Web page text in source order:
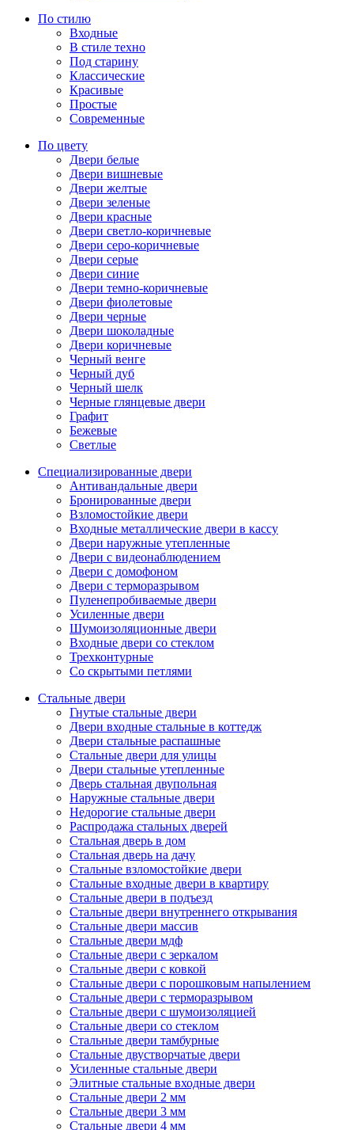
По стилю
Входные
В стиле техно
Под старину
Классические
Красивые
Простые
Современные
По цвету
Двери белые
Двери вишневые
Двери желтые
Двери зеленые
Двери красные
Двери светло-коричневые
Двери серо-коричневые
Двери серые
Двери синие
Двери темно-коричневые
Двери фиолетовые
Двери черные
Двери шоколадные
Двери коричневые
Черный венге
Черный дуб
Черный шелк
Черные глянцевые двери
Графит
Бежевые
Светлые
Специализированные двери
Антивандальные двери
Бронированные двери
Взломостойкие двери
Входные металлические двери в кассу
Двери наружные утепленные
Двери с видеонаблюдением
Двери с домофоном
Двери с терморазрывом
Пуленепробиваемые двери
Усиленные двери
Шумоизоляционные двери
Входные двери со стеклом
Трехконтурные
Со скрытыми петлями
Стальные двери
Гнутые стальные двери
Двери входные стальные в коттедж
Двери стальные распашные
Стальные двери для улицы
Двери стальные утепленные
Дверь стальная двупольная
Наружные стальные двери
Недорогие стальные двери
Распродажа стальных дверей
Стальная дверь в дом
Стальная дверь на дачу
Стальные взломостойкие двери
Стальные входные двери в квартиру
Стальные двери в подъезд
Стальные двери внутреннего открывания
Стальные двери массив
Стальные двери мдф
Стальные двери с зеркалом
Стальные двери с ковкой
Стальные двери с порошковым напылением
Стальные двери с терморазрывом
Стальные двери с шумоизоляцией
Стальные двери со стеклом
Стальные двери тамбурные
Стальные двустворчатые двери
Усиленные стальные двери
Элитные стальные входные двери
Стальные двери 2 мм
Стальные двери 3 мм
Стальные двери 4 мм